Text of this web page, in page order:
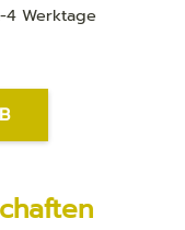
4 Werktage